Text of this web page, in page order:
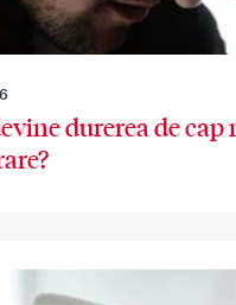
durerea de cap